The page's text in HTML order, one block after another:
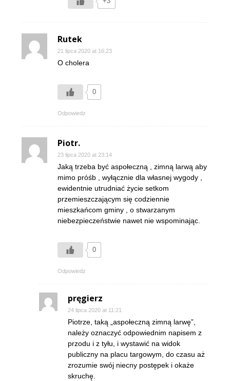
Rutek
21 lipca 2020 at 16:23
O cholera
0
Odpowiedz
Piotr.
23 lipca 2020 at 23:14
Jaką trzeba być aspołeczną , zimną larwą aby
mimo próśb , wyłącznie dla własnej wygody ,
ewidentnie utrudniać życie setkom
przemieszczającym się codziennie
mieszkańcom gminy , o stwarzanym
niebezpieczeństwie nawet nie wspominając.
0
Odpowiedz
pręgierz
24 lipca 2020 at 11:21
Piotrze, taką „aspołeczną zimną larwę”,
należy oznaczyć odpowiednim napisem z
przodu i z tyłu, i wystawić na widok
publiczny na placu targowym, do czasu aż
zrozumie swój niecny postępek i okaże
skruchę.